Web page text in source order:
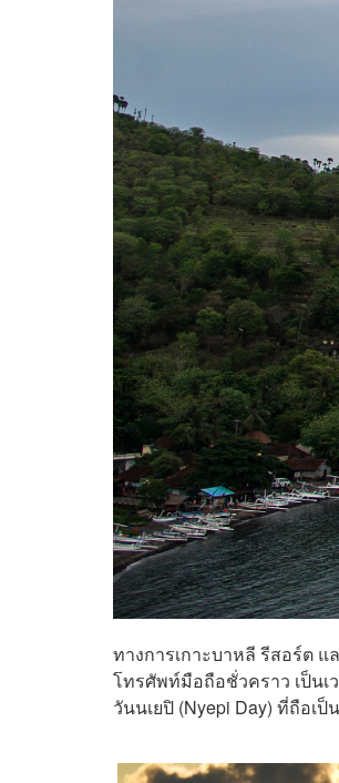
ทางการเกาะบาหลี รีสอร์ต
โทรศัพท์มือถือชั่วคราว เป็นเ
วันนเยปิ (Nyepi Day) ที่ถือ